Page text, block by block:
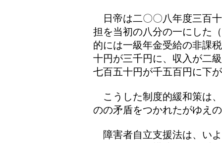
日帝は二〇〇八年度三百
担を当初の八分の一にした
的には一級年金受給の非課
十円が三千円に、収入が二
七百五十円が千五百円に下
こうした制度的緩和策は
のの矛盾をつかれたがゆえ
障害者自立支援法は、い